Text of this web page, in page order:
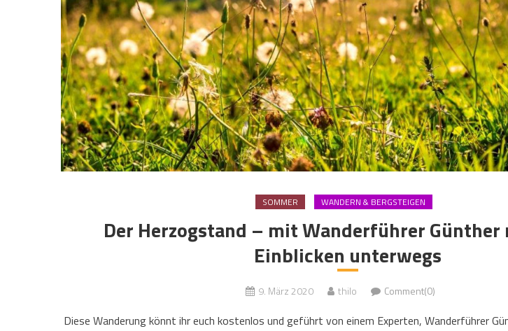
SOMMER WANDERN & BERGSTEIGEN
Der Herzogstand – mit Wanderführer Günther
Einblicken unterwegs
9. März 2020 thilo Comment(0)
Diese Wanderung könnt ihr euch kostenlos und geführt von einem Experten, Wanderführer